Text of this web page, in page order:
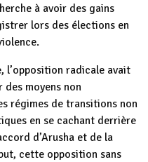
à avoir des gains
lors des élections en
l’opposition radicale avait
des moyens non
régimes de transitions non
en se cachant derrière
d’Arusha et de la
cette opposition sans